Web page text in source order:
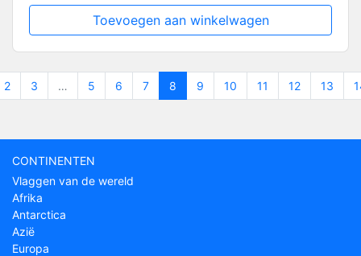
Toevoegen aan winkelwagen
2 3 … 5 6 7 8 9 10 11 12 13
CONTINENTEN
Vlaggen van de wereld
Afrika
Antarctica
Azië
Europa